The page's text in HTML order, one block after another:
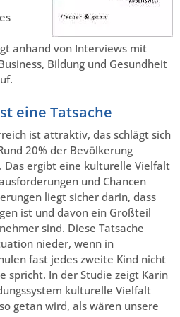
anhand von Interviews mit
Bildung und Gesundheit
eine Tatsache
ist attraktiv, das schlägt sich
20% der Bevölkerung
Das ergibt eine kulturelle Vielfalt
und Chancen
liegt sicher darin, dass
ist und davon ein Großteil
sind. Diese Tatsache
nieder, wenn in
fast jedes zweite Kind nicht
spricht. In der Studie zeigt Karin
kulturelle Vielfalt
getan wird, als wären unsere